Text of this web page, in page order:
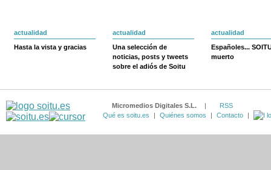
actualidad
Hasta la vista y gracias
actualidad
Una selección de
noticias, posts y tweets
sobre el adiós de Soitu
actualidad
Españoles...
muerto
Micromedios Digitales S.L. |
RSS
Qué es soitu.es
| Quiénes somos | Contacto |